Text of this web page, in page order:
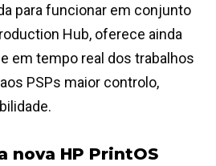
para funcionar em conjunto
Hub, oferece ainda
em tempo real dos trabalhos
PSPs maior controlo,
nova HP PrintOS